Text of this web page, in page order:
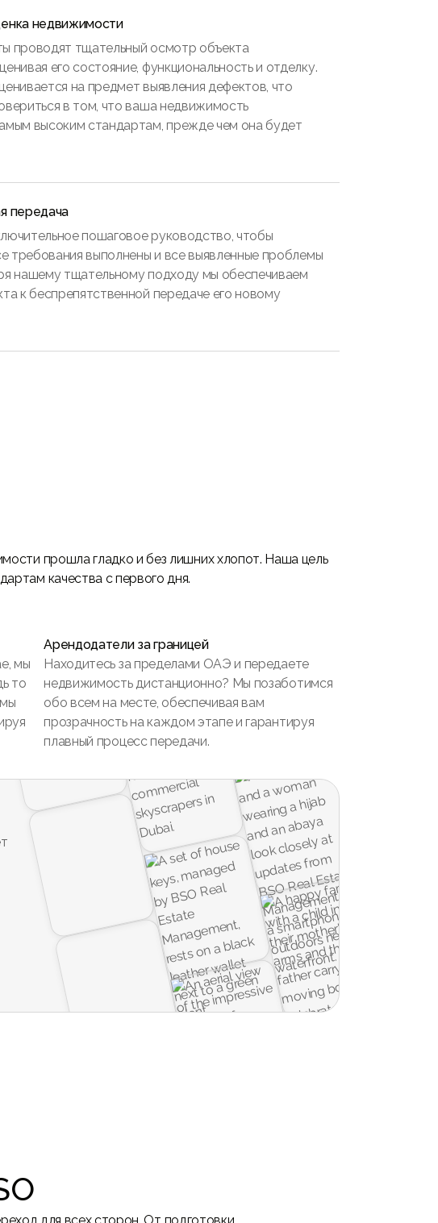
недвижимости
проводят тщательный осмотр объекта
его состояние, функциональность и отделку.
на предмет выявления дефектов, что
в том, что ваша недвижимость
высоким стандартам, прежде чем она будет
передача
пошаговое руководство, чтобы
требования выполнены и все выявленные проблемы
нашему тщательному подходу мы обеспечиваем
к беспрепятственной передаче его новому
прошла гладко и без лишних хлопот. Наша цель
качества с первого дня.
мы
то
Арендодатели за границей
Находитесь за пределами ОАЭ и передаете
недвижимость дистанционно? Мы позаботимся
обо всем на месте, обеспечивая вам
прозрачность на каждом этапе и гарантируя
плавный процесс передачи.